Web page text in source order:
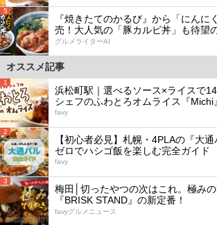
5
『焼きたてのかるび』から「にんに
売！大人気の「豚カルビ丼」も待望
グルメライターAI
オススメ記事
1
浜松町駅｜選べるソース×ライスで
シェフのふわとろオムライス『Michi』
favy
2
【初心者必見】札幌・4PLAの『大
ゼロでハシゴ飯を楽しむ完全ガイド
favy
3
梅田│切ったやつの次はこれ。極み
『BRISK STAND』の新定番！
favyグルメニュース